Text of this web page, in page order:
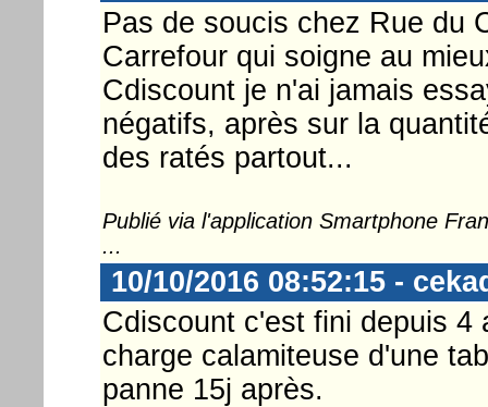
Pas de soucis chez Rue du
Carrefour qui soigne au
Cdiscount je n'ai jamais
négatifs, après sur la
des ratés partout...
Publié via l'application Smartphone
...
10/10/2016 08:52:15 -
Cdiscount c'est fini depuis 4
charge calamiteuse d'une
panne 15j après.